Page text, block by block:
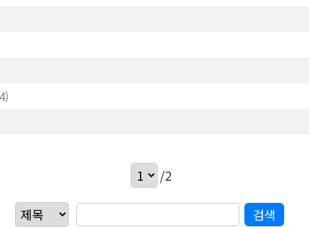
/2